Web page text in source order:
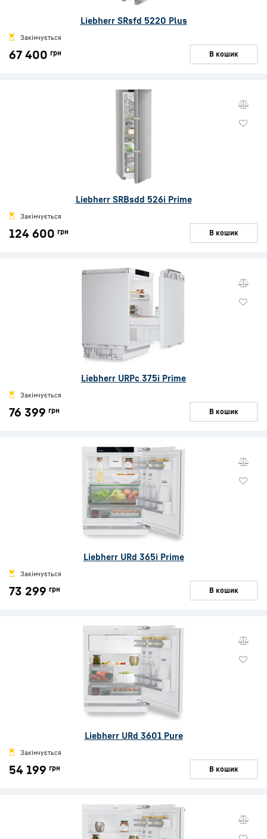
Liebherr SRsfd 5220 Plus
Закінчується
67 400 грн В кошик
Liebherr SRBsdd 526i Prime
Закінчується
124 600 грн В кошик
Liebherr URPc 375i Prime
Закінчується
76 399 грн В кошик
Liebherr URd 365i Prime
Закінчується
73 299 грн В кошик
Liebherr URd 3601 Pure
Закінчується
54 199 грн В кошик